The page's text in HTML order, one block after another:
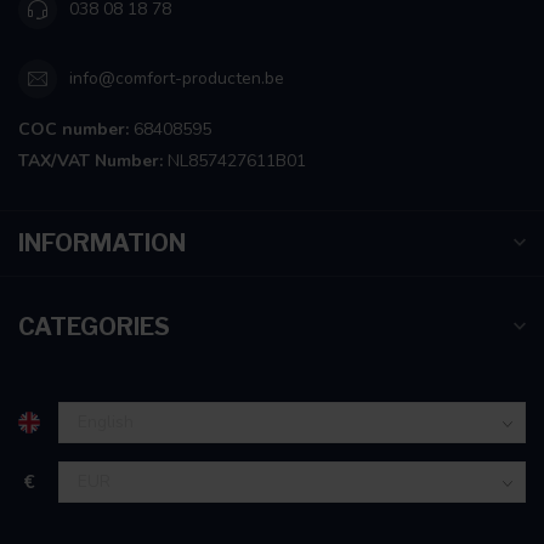
038 08 18 78
info@comfort-producten.be
COC number: 68408595
TAX/VAT Number: NL857427611B01
INFORMATION
CATEGORIES
€